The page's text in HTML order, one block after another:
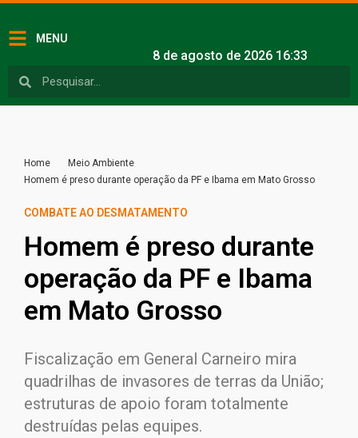
MENU
8 de agosto de 2026 16:33
Home
Meio Ambiente
Homem é preso durante operação da PF e Ibama em Mato Grosso
COMBATE AO DESMATAMENTO
Homem é preso durante
operação da PF e Ibama
em Mato Grosso
Fiscalização em General Carneiro mira
quadrilhas de invasores de terras da União;
estruturas de apoio foram totalmente
destruídas pelas equipes.